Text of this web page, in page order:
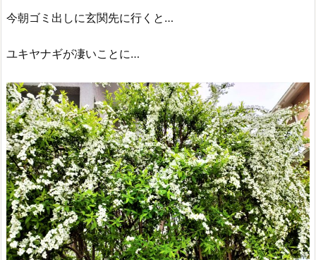
今朝ゴミ出しに玄関先に行くと…
ユキヤナギが凄いことに…